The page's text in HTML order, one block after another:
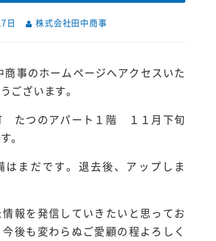
日 株式会社田中商事
商事のホームページへアクセスいた
ございます。
たつのアパート１階 １１月下旬
。
はまだです。退去後、アップしま
報を発信していきたいと思ってお
後も変わらぬご愛顧の程よろしく